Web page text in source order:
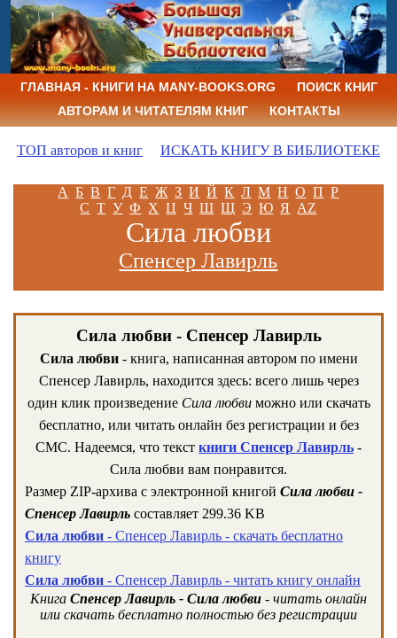
ГЛАВНАЯ - КНИГИ НА MANY-BOOKS.ORG
ПОИСК КНИГ
АВТОРАМ И ЧИТАТЕЛЯМ КНИГ
КОНТАКТЫ
ТОП авторов и книг ИСКАТЬ КНИГУ В БИБЛИОТЕКЕ
А Б В Г Д Е Ж З И Й К Л М Н О П Р
С Т У Ф Х Ц Ч Ш Щ Э Ю Я AZ
Сила любви
Спенсер Лавирль
Сила любви - Спенсер Лавирль
Сила любви- книга, написанная автором по имени
Спенсер Лавирль, находится здесь: всего лишь через
один клик произведение Сила любвиможно или скачать
бесплатно, или читать онлайн без регистрации и без
СМС. Надеемся, что текст книги Спенсер Лавирль -
Сила любви вам понравится.
Размер ZIP-архива c электронной книгой Сила любви -
Спенсер Лавирль составляет 299.36 KB
Сила любви - Спенсер Лавирль - скачать бесплатно
книгу
Сила любви - Спенсер Лавирль - читать книгу онлайн
Книга Спенсер Лавирль - Сила любви - читать онлайн
или скачать бесплатно полностью без регистрации